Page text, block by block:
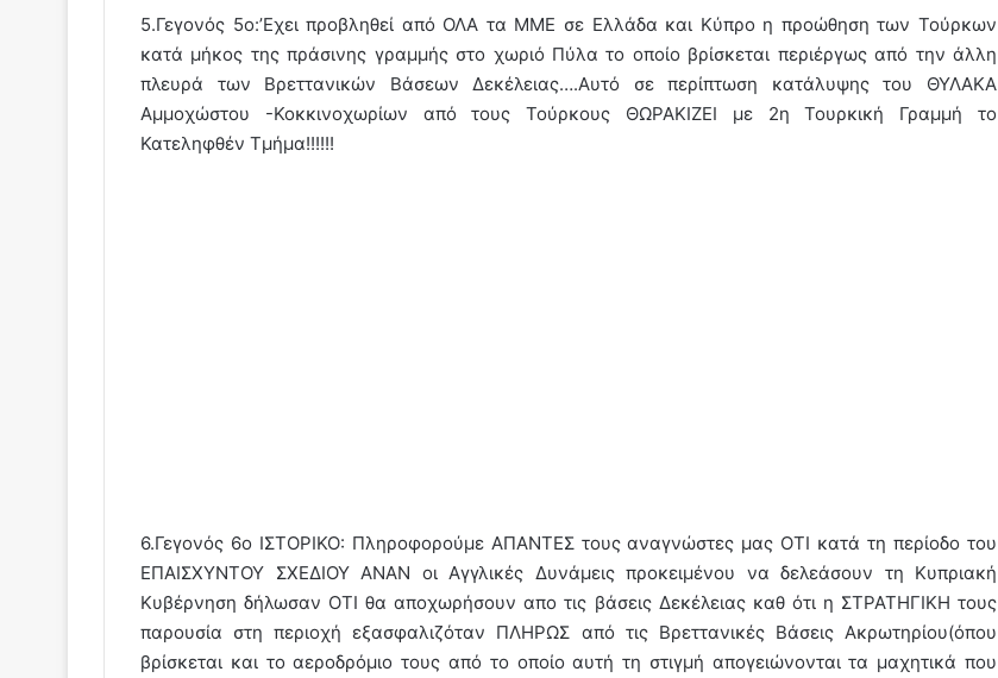
5.Γεγονός 5ο:’Eχει προβληθεί από ΟΛΑ τα ΜΜΕ σε Ελλάδα και Κύπρο η προώθηση των Τούρκων
κατά μήκος της πράσινης γραμμής στο χωριό Πύλα το οποίο βρίσκεται περιέργως από την άλλη
πλευρά των Βρεττανικών Βάσεων Δεκέλειας….Αυτό σε περίπτωση κατάλυψης του ΘΥΛΑΚΑ
Αμμοχώστου -Κοκκινοχωρίων από τους Τούρκους ΘΩΡΑΚΙΖΕΙ με 2η Τουρκική Γραμμή το
Κατεληφθέν Τμήμα!!!!!!
6.Γεγονός 6ο ΙΣΤΟΡΙΚΟ: Πληροφορούμε ΑΠΑΝΤΕΣ τους αναγνώστες μας ΟΤΙ κατά τη περίοδο του
ΕΠΑΙΣΧΥΝΤΟΥ ΣΧΕΔΙΟΥ ΑΝΑΝ οι Αγγλικές Δυνάμεις προκειμένου να δελεάσουν τη Κυπριακή
Κυβέρνηση δήλωσαν ΟΤΙ θα αποχωρήσουν απο τις βάσεις Δεκέλειας καθ ότι η ΣΤΡΑΤΗΓΙΚΗ τους
παρουσία στη περιοχή εξασφαλιζόταν ΠΛΗΡΩΣ από τις Βρεττανικές Βάσεις Ακρωτηρίου(όπου
βρίσκεται και το αεροδρόμιο τους από το οποίο αυτή τη στιγμή απογειώνονται τα μαχητικά που